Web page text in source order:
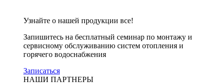
Узнайте о нашей продукции все!
Запишитесь на бесплатный семинар по монтажу и
сервисному обслуживанию систем отопления и
горячего водоснабжения
Записаться
НАШИ ПАРТНЕРЫ